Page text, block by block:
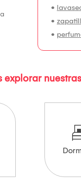
•
•
•
explorar